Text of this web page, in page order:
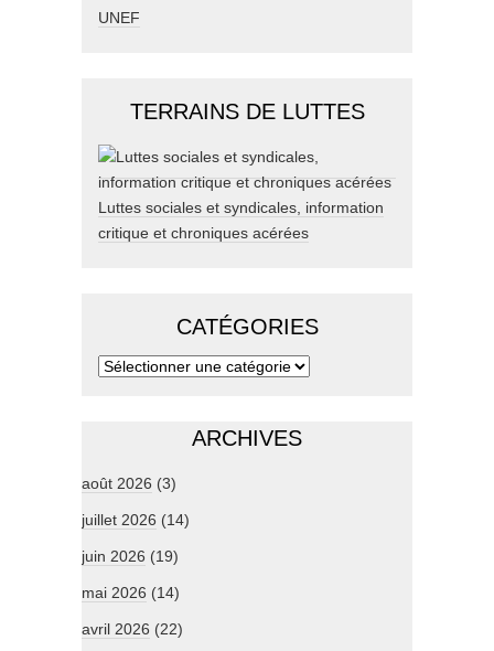
UNEF
TERRAINS DE LUTTES
Luttes sociales et syndicales, information
critique et chroniques acérées
CATÉGORIES
ARCHIVES
août 2026 (3)
juillet 2026 (14)
juin 2026 (19)
mai 2026 (14)
avril 2026 (22)